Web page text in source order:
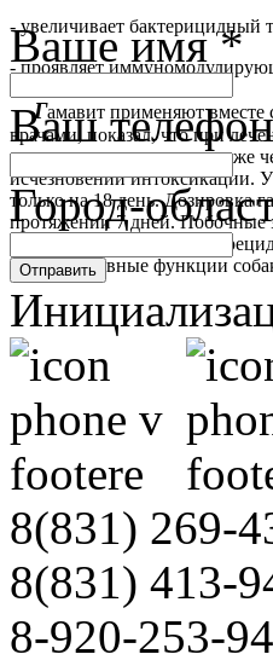
- увеличивает бактерицидный
- проявляет
Гамавит применяют
врачами, показал, что при
существенно улучшалось уже
исчезновении интоксикации.
только на 18 день. Дозировка
протяжении 7 дней. Побочные
около года, и
репродуктивные функции
Ваше имя*
Ваш
Город-
Отправить
8(831) 269-
8(831) 413-
8-920-253-